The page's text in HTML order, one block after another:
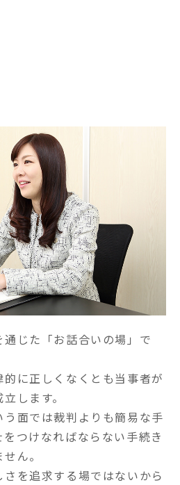
じた「お話合いの場」で
に正しくなくとも当事者が
します。
面では裁判よりも簡易な手
つけなればならない手続き
ん。
を追求する場ではないから